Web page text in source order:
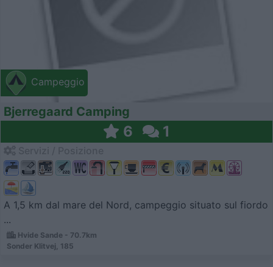
Campeggio
Bjerregaard Camping
6 1
A 1,5 km dal mare del Nord, campeggio situato sul fiordo
...
Hvide Sande - 70.7km
Sonder Klitvej, 185